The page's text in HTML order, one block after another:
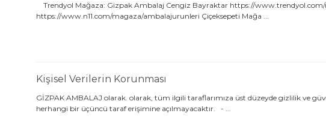
Trendyol Mağaza: Gizpak Ambalaj Cengiz Bayraktar https://
https://www.n11.com/magaza/ambalajurunleri Çiçeksepeti Mağa ...
Kişisel Verilerin Korunması
GİZPAK AMBALAJ olarak. olarak, tüm ilgili taraflarımıza üst düzeyde gizlilik ve
herhangi bir üçüncü taraf erişimine açılmayacaktır. - ...